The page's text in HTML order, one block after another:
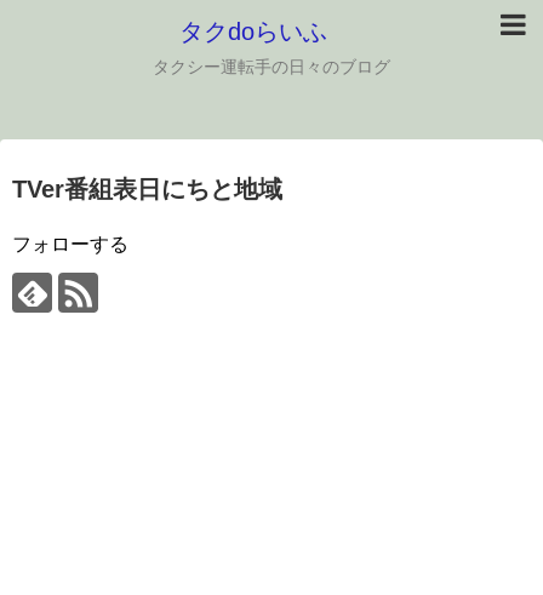
タクdoらいふ
タクシー運転手の日々のブログ
TVer番組表日にちと地域
フォローする